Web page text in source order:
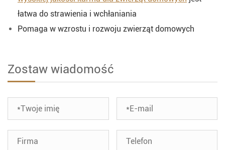
łatwa do strawienia i wchłaniania
Pomaga w wzrostu i rozwoju zwierząt domowych
Zostaw wiadomość